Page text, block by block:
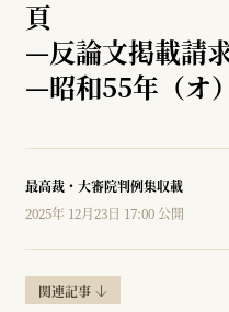
頁
—反論文掲載請
—昭和55年（オ
最高裁・大審院判例集収載
2025年 12月23日 17:00 公開
関連記事